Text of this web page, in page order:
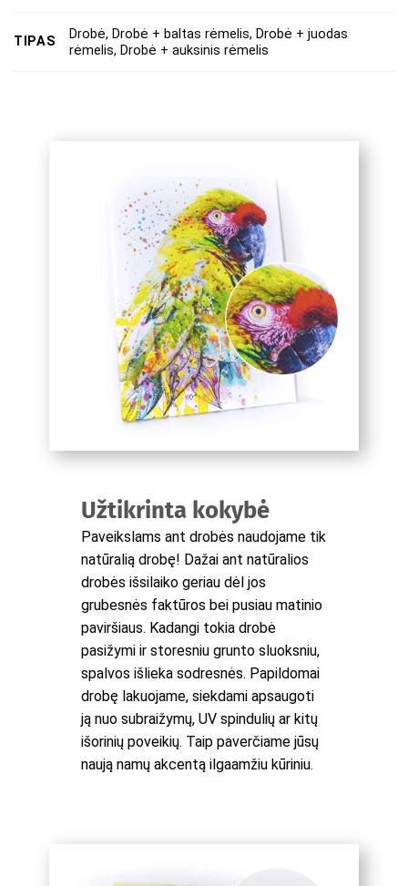
TIPAS
Drobė, Drobė + baltas rėmelis, Drobė + juodas
rėmelis, Drobė + auksinis rėmelis
Užtikrinta kokybė
Paveikslams ant drobės naudojame tik
natūralią drobę! Dažai ant natūralios
drobės išsilaiko geriau dėl jos
grubesnės faktūros bei pusiau matinio
paviršiaus. Kadangi tokia drobė
pasižymi ir storesniu grunto sluoksniu,
spalvos išlieka sodresnės. Papildomai
drobę lakuojame, siekdami apsaugoti
ją nuo subraižymų, UV spindulių ar kitų
išorinių poveikių. Taip paverčiame jūsų
naują namų akcentą ilgaamžiu kūriniu.